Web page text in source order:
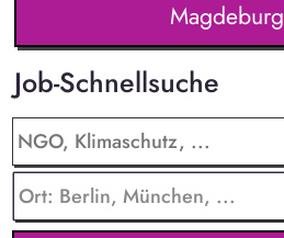
Magdeburg
Job-Schnellsuche